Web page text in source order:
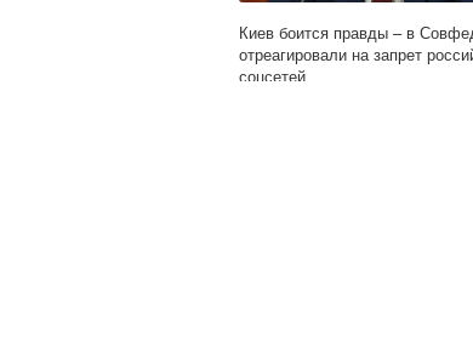
Киев боится правды – в
отреагировали на запрет
соцсетей